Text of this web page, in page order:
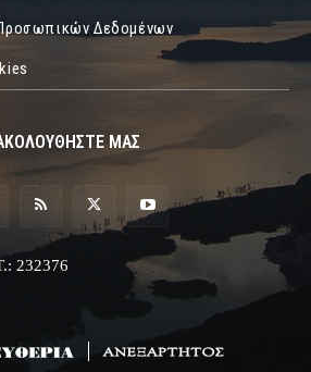
Δεδομένων
ΜΑΣ
232376